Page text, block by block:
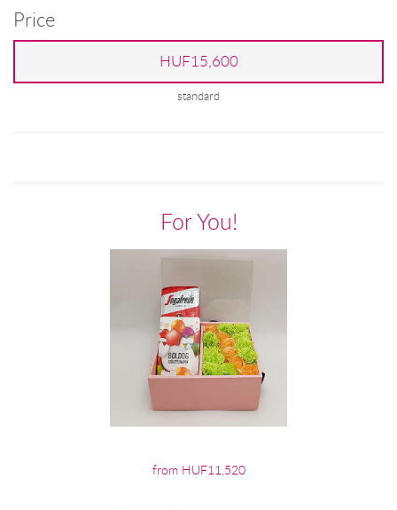
Price
HUF15,600
standard
For You!
from HUF11,520